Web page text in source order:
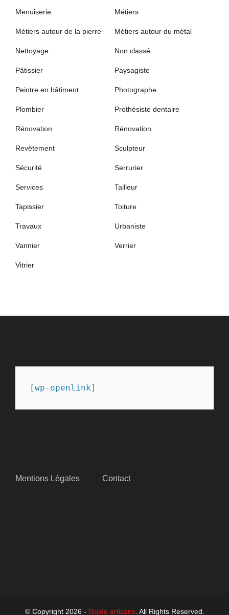
Menuiserie Métiers
Métiers autour de la pierre Métiers autour du métal
Nettoyage Non classé
Pâtissier Paysagiste
Peintre en bâtiment Photographe
Plombier Prothésiste dentaire
Rénovation Rénovation
Revêtement Sculpteur
Sécurité Serrurier
Services Tailleur
Tapissier Toiture
Travaux Urbaniste
Vannier Verrier
Vitrier
[wp-openlink]
Mentions Légales Contact
© Copyright 2026 - Guide artisans. All Rights Reserved.